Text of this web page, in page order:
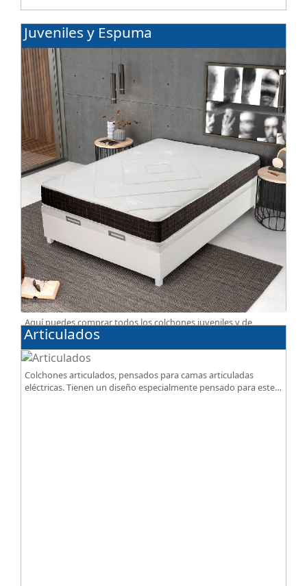
Juveniles y Espuma
Aquí puedes comprar todos los colchones juveniles y de
espuma, disponibles en diferentes grados de firmeza,
excelente relación calidad-precio.
Articulados
Colchones articulados, pensados para camas articuladas
eléctricas. Tienen un diseño especialmente pensado para este